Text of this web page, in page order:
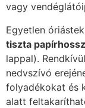
vagy
Egyetlen
tiszta
lappal).
nedvszívó
folyadékokat és
alatt